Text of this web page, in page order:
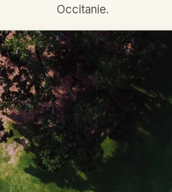
Occitanie.